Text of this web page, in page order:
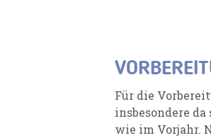
Für die
insbesondere
wie im Vorjahr.